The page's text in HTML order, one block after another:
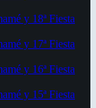
y 18ª Fiesta
y 17ª Fiesta
y 16ª Fiesta
y 15ª Fiesta